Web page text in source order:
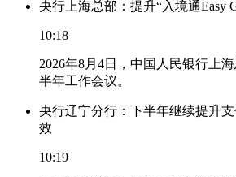
央行上海总部：提升“入境通Easy
10:18
2026年8月4日，中国人民银行上
半年工作会议。
央行辽宁分行：下半年继续提升
效
10:19